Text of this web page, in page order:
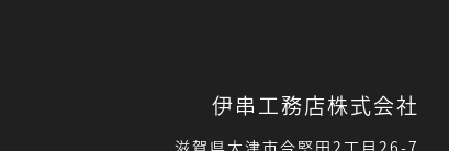
伊串工務店株式会社
滋賀県大津市今堅田2丁目26-7